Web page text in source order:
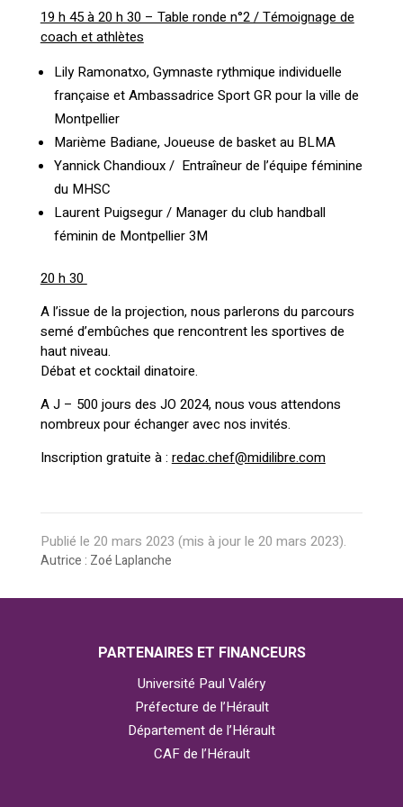
19 h 45 à 20 h 30 – Table ronde n°2 / Témoignage de
coach et athlètes
Lily Ramonatxo, Gymnaste rythmique individuelle
française et Ambassadrice Sport GR pour la ville de
Montpellier
Marième Badiane, Joueuse de basket au BLMA
Yannick Chandioux / Entraîneur de l’équipe féminine
du MHSC
Laurent Puigsegur / Manager du club handball
féminin de Montpellier 3M
20 h 30
A l’issue de la projection, nous parlerons du parcours
semé d’embûches que rencontrent les sportives de
haut niveau.
Débat et cocktail dinatoire.
A J – 500 jours des JO 2024, nous vous attendons
nombreux pour échanger avec nos invités.
Inscription gratuite à : redac.chef@midilibre.com
Publié le 20 mars 2023 (mis à jour le 20 mars 2023).
Autrice : Zoé Laplanche
PARTENAIRES ET FINANCEURS
Université Paul Valéry
Préfecture de l’Hérault
Département de l’Hérault
CAF de l’Hérault